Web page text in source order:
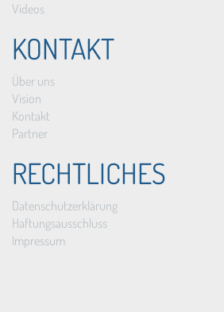
Videos
KONTAKT
Über uns
Vision
Kontakt
Partner
RECHTLICHES
Datenschutzerklärung
Haftungsausschluss
Impressum